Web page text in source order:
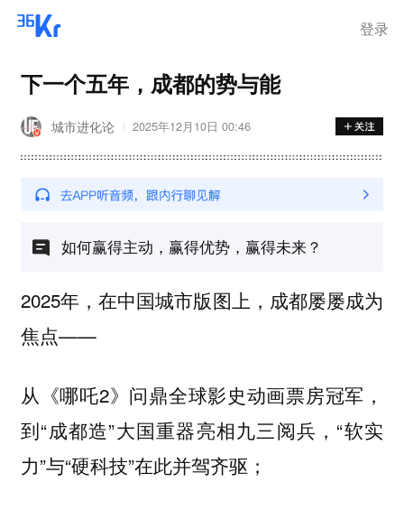
登录
下一个五年，成都的势与能
城市进化论 2025年12月10日 00:46
如何赢得主动，赢得优势，赢得未来？
2025年，在中国城市版图上，成都屡屡成为
焦点——
从《哪吒2》问鼎全球影史动画票房冠军，
到“成都造”大国重器亮相九三阅兵，“软实
力”与“硬科技”在此并驾齐驱；